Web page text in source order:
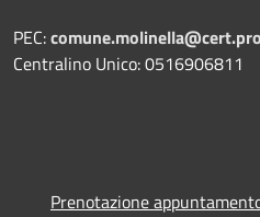
PEC:
Centralino Unico: 0516906811
Prenotazione